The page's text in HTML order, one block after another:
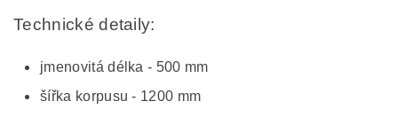
Technické detaily:
jmenovitá délka - 500 mm
šířka korpusu - 1200 mm